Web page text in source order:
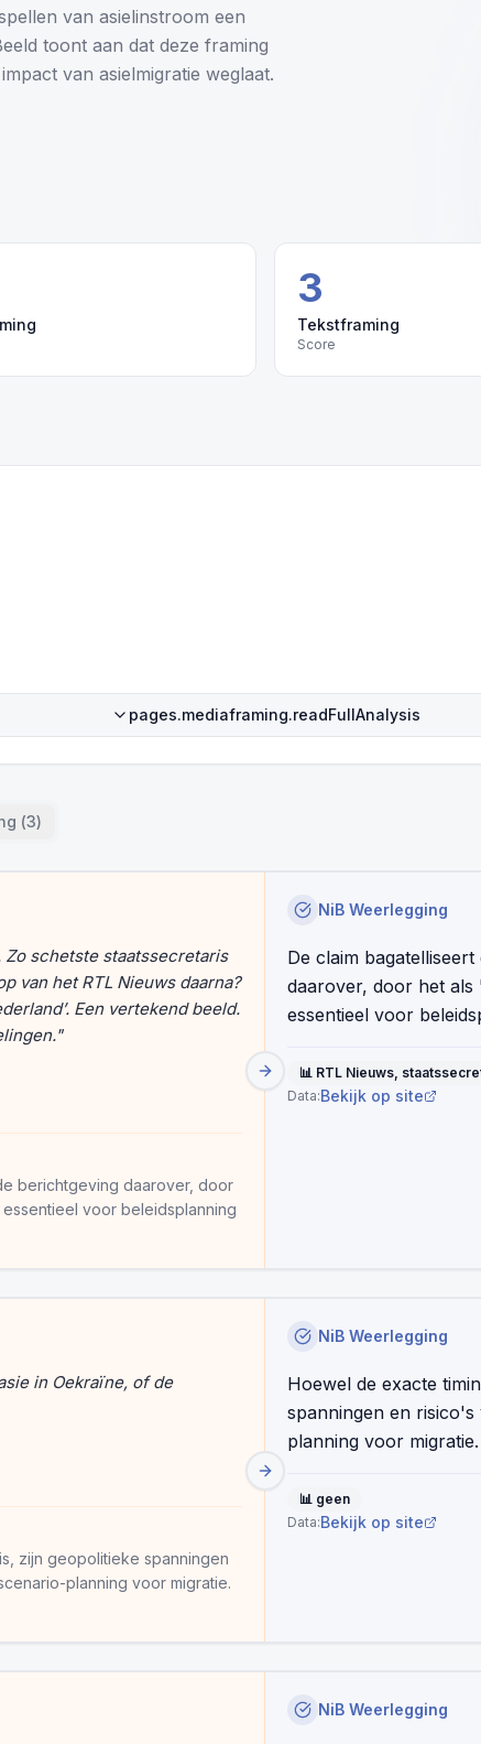
van asielinstroom een
toont aan dat deze framing
van asielmigratie weglaat.
3
Tekstframing
Score
pages.mediaframing.readFullAnalysis
(3)
schetste staatssecretaris
van het RTL Nieuws daarna?
Een vertekend beeld.
"
berichtgeving daarover, door
voor beleidsplanning
NiB Weerlegging
De claim
daarover, door het als
essentieel voor
📊 RTL Nieuws,
Data:Bekijk op site
in Oekraïne, of de
zijn geopolitieke spanningen
planning voor migratie.
NiB Weerlegging
Hoewel de exacte
spanningen en
planning voor
📊 geen
Data:Bekijk op site
NiB Weerlegging